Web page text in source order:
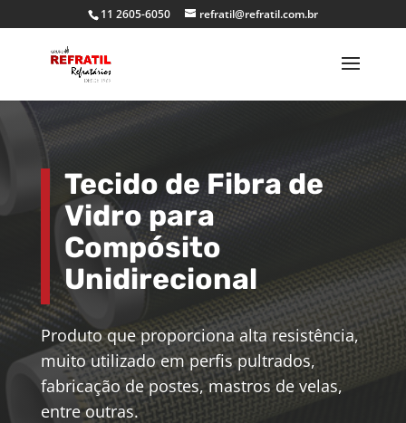
11 2605-6050 refratil@refratil.com.br
Tecido de Fibra de
Vidro para
Compósito
Unidirecional
Produto que proporciona alta resistência,
muito utilizado em perfis pultrados,
fabricação de postes, mastros de velas,
entre outras.